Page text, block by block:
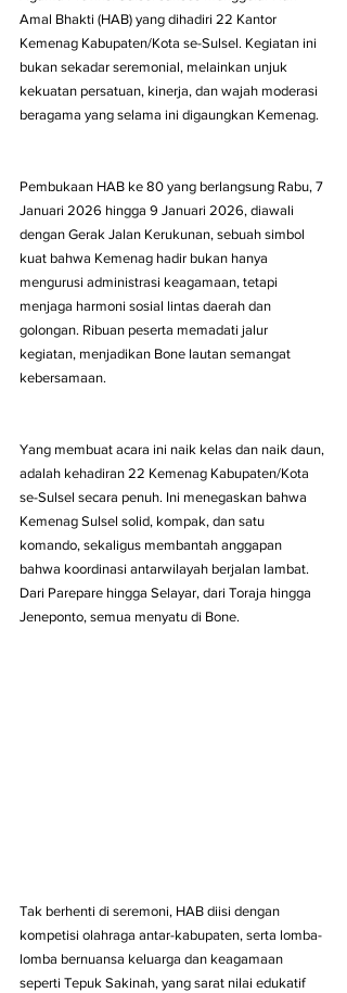
Amal Bhakti (HAB) yang dihadiri 22 Kantor
Kemenag Kabupaten/Kota se-Sulsel. Kegiatan ini
bukan sekadar seremonial, melainkan unjuk
kekuatan persatuan, kinerja, dan wajah moderasi
beragama yang selama ini digaungkan Kemenag.
Pembukaan HAB ke 80 yang berlangsung Rabu, 7
Januari 2026 hingga 9 Januari 2026, diawali
dengan Gerak Jalan Kerukunan, sebuah simbol
kuat bahwa Kemenag hadir bukan hanya
mengurusi administrasi keagamaan, tetapi
menjaga harmoni sosial lintas daerah dan
golongan. Ribuan peserta memadati jalur
kegiatan, menjadikan Bone lautan semangat
kebersamaan.
Yang membuat acara ini naik kelas dan naik daun,
adalah kehadiran 22 Kemenag Kabupaten/Kota
se-Sulsel secara penuh. Ini menegaskan bahwa
Kemenag Sulsel solid, kompak, dan satu
komando, sekaligus membantah anggapan
bahwa koordinasi antarwilayah berjalan lambat.
Dari Parepare hingga Selayar, dari Toraja hingga
Jeneponto, semua menyatu di Bone.
Tak berhenti di seremoni, HAB diisi dengan
kompetisi olahraga antar-kabupaten, serta lomba-
lomba bernuansa keluarga dan keagamaan
seperti Tepuk Sakinah, yang sarat nilai edukatif